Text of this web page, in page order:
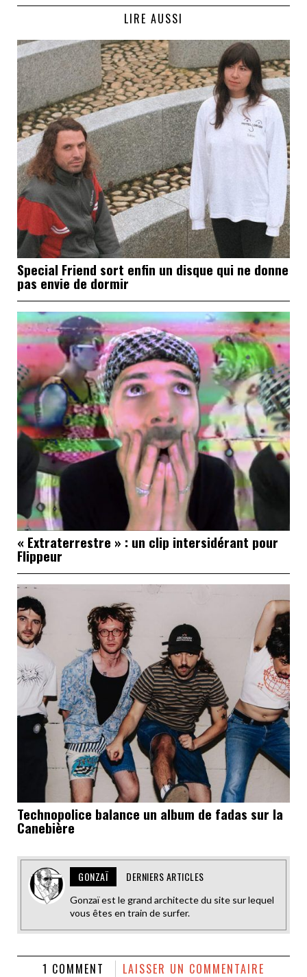
LIRE AUSSI
Special Friend sort enfin un disque qui ne donne
pas envie de dormir
« Extraterrestre » : un clip intersidérant pour
Flippeur
Technopolice balance un album de fadas sur la
Canebière
GONZAÏ DERNIERS ARTICLES
Gonzaï est le grand architecte du site sur lequel
vous êtes en train de surfer.
1 COMMENT LAISSER UN COMMENTAIRE